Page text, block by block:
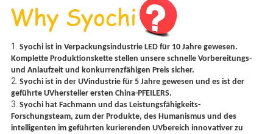
1. Syochi ist in Verpackungsindustrie LED für 10 Jahre gewesen.
Komplette Produktionskette stellen unsere schnelle Vorbereitungs-
und Anlaufzeit und konkurrenzfähigen Preis sicher.
2. Syochi ist in der UVindustrie für 5 Jahre gewesen und es ist der
geführte UVhersteller ersten China-PFEILERS.
3. Syochi hat Fachmann und das Leistungsfähigkeits-
Forschungsteam, zum der Produkte, des Humanismus und des
intelligenten im geführten kurierenden UVbereich innovativer zu